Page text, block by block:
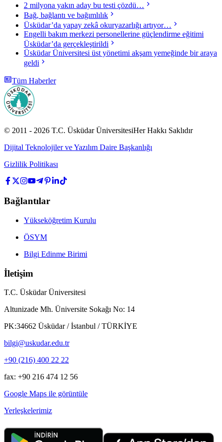
2 milyona yakın aday bu testi çözdü…
Bağ, bağlantı ve bağımlılık
Üsküdar’da yapay zekâ okuryazarlığı artıyor…
Engelli bakım merkezi personellerine güçlendirme eğitimi
Üsküdar’da gerçekleştirildi
Üsküdar Üniversitesi üst yönetimi akşam yemeğinde bir araya
geldi
Tüm Haberler
© 2011 - 2026 T.C. Üsküdar ÜniversitesiHer Hakkı Saklıdır
Dijital Teknolojiler ve Yazılım Daire Başkanlığı
Gizlilik Politikası
Bağlantılar
Yükseköğretim Kurulu
ÖSYM
Bilgi Edinme Birimi
İletişim
T.C. Üsküdar Üniversitesi
Altunizade Mh. Üniversite Sokağı No: 14
PK:34662 Üsküdar / İstanbul / TÜRKİYE
bilgi@uskudar.edu.tr
+90 (216) 400 22 22
fax: +90 216 474 12 56
Google Maps ile görüntüle
Yerleşkelerimiz